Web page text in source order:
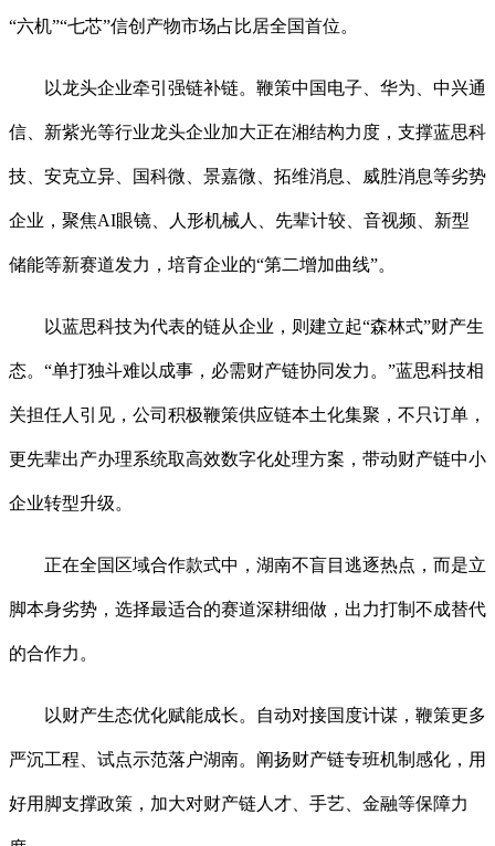
“六机”“七芯”信创产物市场占比居全国首位。
以龙头企业牵引强链补链。鞭策中国电子、华为、中兴通
信、新紫光等行业龙头企业加大正在湘结构力度，支撑蓝思科
技、安克立异、国科微、景嘉微、拓维消息、威胜消息等劣势
企业，聚焦AI眼镜、人形机械人、先辈计较、音视频、新型
储能等新赛道发力，培育企业的“第二增加曲线”。
以蓝思科技为代表的链从企业，则建立起“森林式”财产生
态。“单打独斗难以成事，必需财产链协同发力。”蓝思科技相
关担任人引见，公司积极鞭策供应链本土化集聚，不只订单，
更先辈出产办理系统取高效数字化处理方案，带动财产链中小
企业转型升级。
正在全国区域合作款式中，湖南不盲目逃逐热点，而是立
脚本身劣势，选择最适合的赛道深耕细做，出力打制不成替代
的合作力。
以财产生态优化赋能成长。自动对接国度计谋，鞭策更多
严沉工程、试点示范落户湖南。阐扬财产链专班机制感化，用
好用脚支撑政策，加大对财产链人才、手艺、金融等保障力